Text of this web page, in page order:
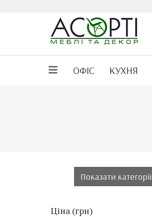
ОФІС КУХНЯ
Показати категорії
Ціна (грн)